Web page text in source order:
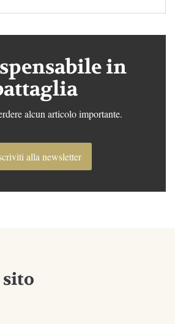
in
alcun articolo importante.
alla newsletter